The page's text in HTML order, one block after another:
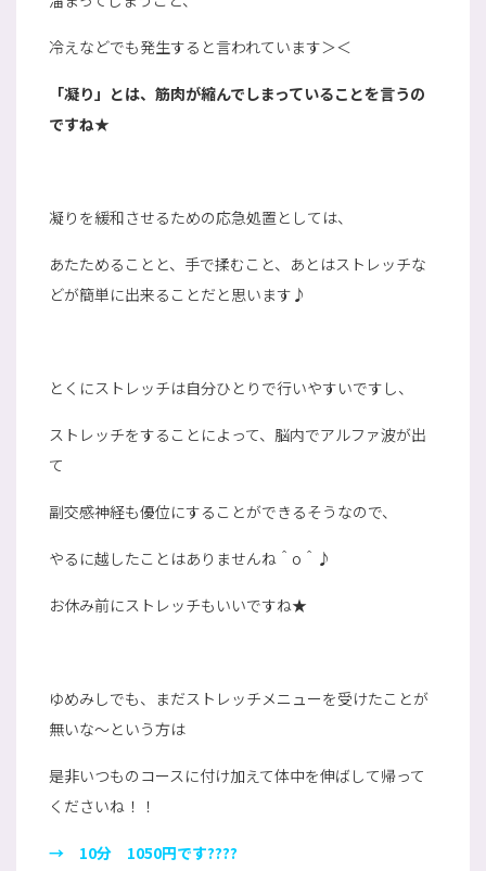
冷えなどでも発生すると言われています＞＜
「凝り」とは、筋肉が縮んでしまっていることを言うの
ですね★
凝りを緩和させるための応急処置としては、
あたためることと、手で揉むこと、あとはストレッチな
どが簡単に出来ることだと思います♪
とくにストレッチは自分ひとりで行いやすいですし、
ストレッチをすることによって、脳内でアルファ波が出
て
副交感神経も優位にすることができるそうなので、
やるに越したことはありませんね＾o＾♪
お休み前にストレッチもいいですね★
ゆめみしでも、まだストレッチメニューを受けたことが
無いな～という方は
是非いつものコースに付け加えて体中を伸ばして帰って
くださいね！！
→ 10分 1050円です????